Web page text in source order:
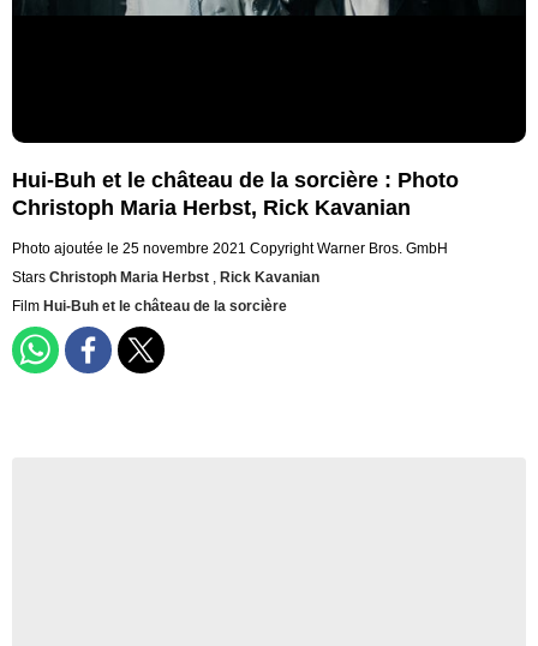
Hui-Buh et le château de la sorcière : Photo
Christoph Maria Herbst, Rick Kavanian
Photo ajoutée le 25 novembre 2021 Copyright Warner Bros. GmbH
Stars Christoph Maria Herbst , Rick Kavanian
Film Hui-Buh et le château de la sorcière